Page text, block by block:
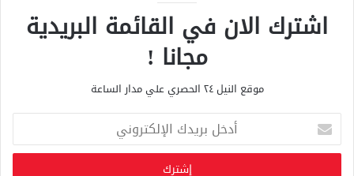
اشترك الان في القائمة البريدية
مجانا !
موقع النيل ٢٤ الحصري علي مدار الساعة
خ